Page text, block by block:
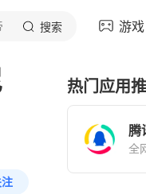
搜索 游戏
热门应用
腾
全